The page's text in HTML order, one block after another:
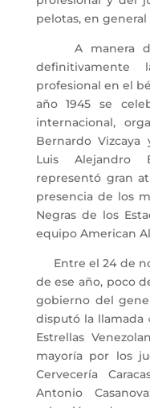
pelotas, en general
A manera de
definitivamente
profesional en el
año 1945 se
internacional,
Bernardo
Luis Alejandro
representó gran
presencia de los
Negras de los
equipo American
Entre el 24 de
de ese año, poco
gobierno del
disputó la llamada
Estrellas
mayoría por los
Cervecería
Antonio